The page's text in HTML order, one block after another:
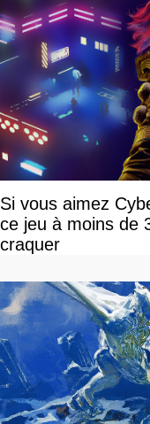
Si vous aimez
ce jeu à moins de
craquer